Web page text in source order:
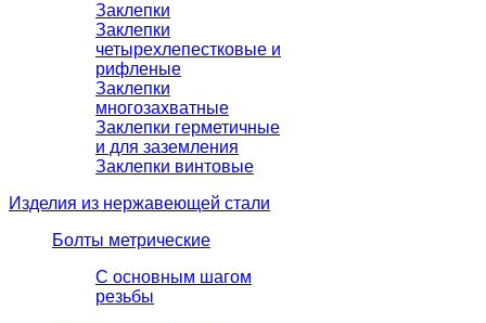
Заклепки
Заклепки
четырехлепестковые и
рифленые
Заклепки
многозахватные
Заклепки герметичные
и для заземления
Заклепки винтовые
Изделия из нержавеющей стали
Болты метрические
С основным шагом
резьбы